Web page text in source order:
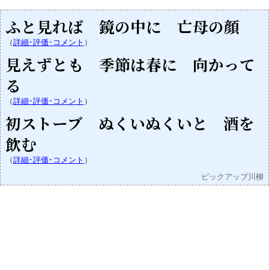
ふと見れば 鏡の中に 亡母の顔
（詳細･評価･コメント ）
見えずとも 季節は春に 向かって
る
（詳細･評価･コメント ）
初ストーブ ぬくいぬくいと 酒を
飲む
（詳細･評価･コメント ）
ピックアップ川柳